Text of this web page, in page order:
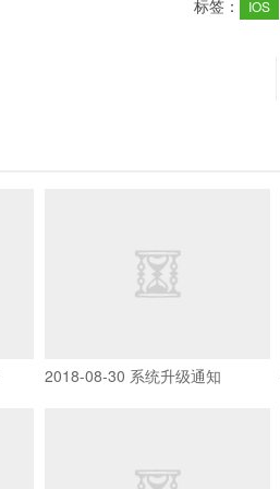
标签： IOS
2018-08-30 系统升级通知